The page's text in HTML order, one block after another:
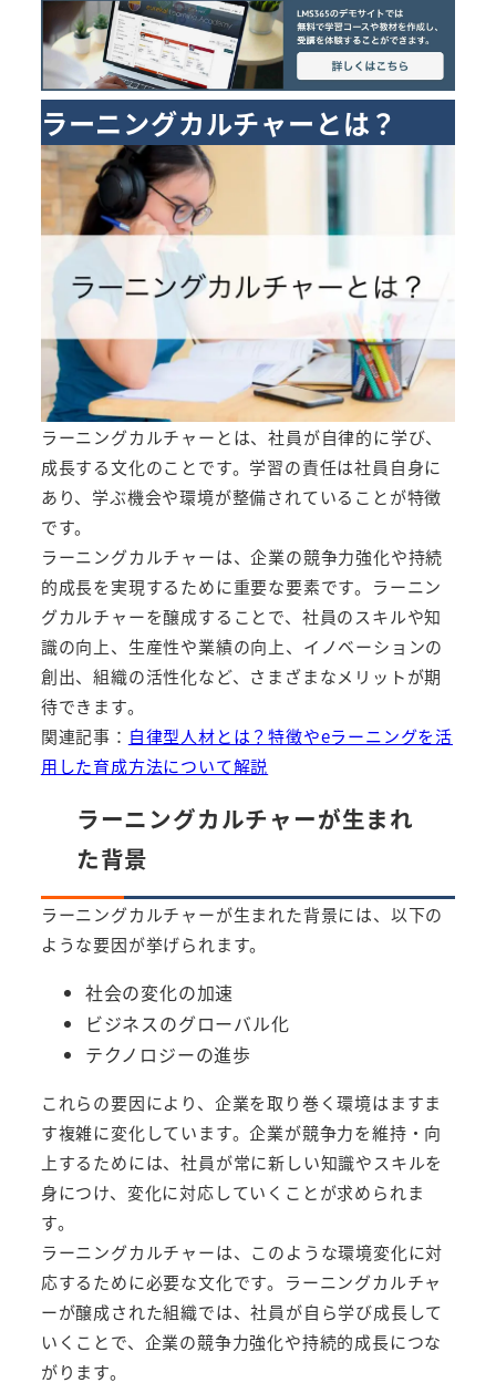
ラーニングカルチャーとは？
ラーニングカルチャーとは、社員が自律的に学び、
成長する文化のことです。学習の責任は社員自身に
あり、学ぶ機会や環境が整備されていることが特徴
です。
ラーニングカルチャーは、企業の競争力強化や持続
的成長を実現するために重要な要素です。ラーニン
グカルチャーを醸成することで、社員のスキルや知
識の向上、生産性や業績の向上、イノベーションの
創出、組織の活性化など、さまざまなメリットが期
待できます。
関連記事： 自律型人材とは？特徴やeラーニングを活
用した育成方法について解説
ラーニングカルチャーが生まれ
た背景
ラーニングカルチャーが生まれた背景には、以下の
ような要因が挙げられます。
社会の変化の加速
ビジネスのグローバル化
テクノロジーの進歩
これらの要因により、企業を取り巻く環境はますま
す複雑に変化しています。企業が競争力を維持・向
上するためには、社員が常に新しい知識やスキルを
身につけ、変化に対応していくことが求められま
す。
ラーニングカルチャーは、このような環境変化に対
応するために必要な文化です。ラーニングカルチャ
ーが醸成された組織では、社員が自ら学び成長して
いくことで、企業の競争力強化や持続的成長につな
がります。